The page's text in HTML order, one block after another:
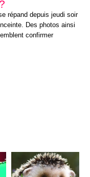
répand depuis jeudi soir
Des photos ainsi
confirmer